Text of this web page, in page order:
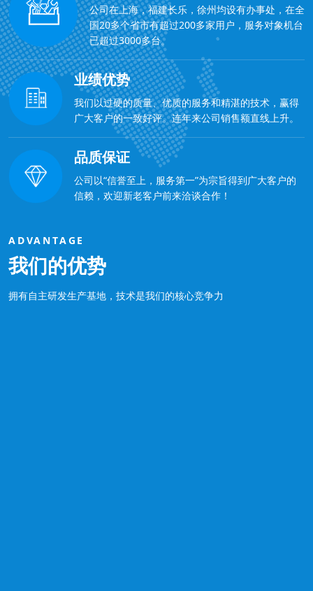
公司在上海，福建长乐，徐州均设有办事处，在全
国20多个省市有超过200多家用户，服务对象机台
已超过3000多台。
业绩优势
我们以过硬的质量、优质的服务和精湛的技术，赢得
广大客户的一致好评。连年来公司销售额直线上升。
品质保证
公司以“信誉至上，服务第一”为宗旨得到广大客户的
信赖，欢迎新老客户前来洽谈合作！
ADVANTAGE
我们的优势
拥有自主研发生产基地，技术是我们的核心竞争力